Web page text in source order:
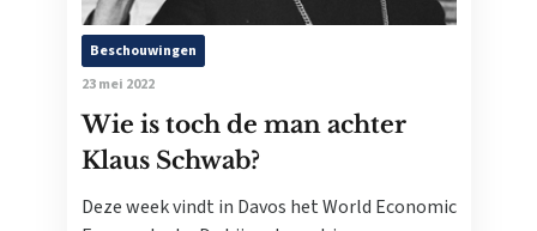
Beschouwingen
23 mei 2022
Wie is toch de man achter
Klaus Schwab?
Deze week vindt in Davos het World Economic